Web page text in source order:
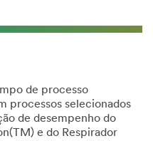
de processo
processos selecionados
de desempenho do
e do Respirador